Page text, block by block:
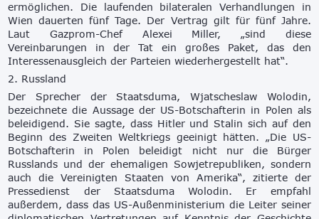
ermöglichen. Die laufenden bilateralen Verhandlungen in
Wien dauerten fünf Tage. Der Vertrag gilt für fünf Jahre.
Laut Gazprom-Chef Alexei Miller, „sind diese
Vereinbarungen in der Tat ein großes Paket, das den
Interessenausgleich der Parteien wiederhergestellt hat“.
2. Russland
Der Sprecher der Staatsduma, Wjatscheslaw Wolodin,
bezeichnete die Aussage der US-Botschafterin in Polen als
beleidigend. Sie sagte, dass Hitler und Stalin sich auf den
Beginn des Zweiten Weltkriegs geeinigt hätten. „Die US-
Botschafterin in Polen beleidigt nicht nur die Bürger
Russlands und der ehemaligen Sowjetrepubliken, sondern
auch die Vereinigten Staaten von Amerika“, zitierte der
Pressedienst der Staatsduma Wolodin. Er empfahl
außerdem, dass das US-Außenministerium die Leiter seiner